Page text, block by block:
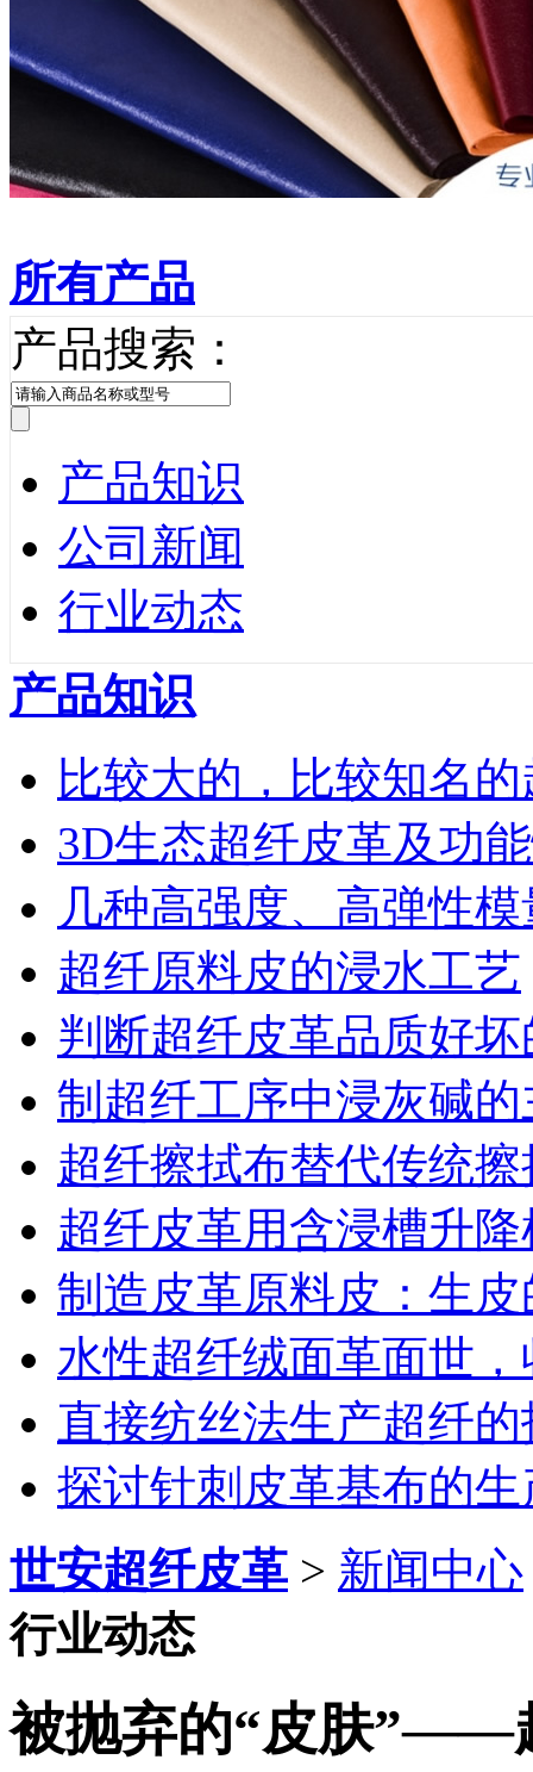
所有产品
产品搜索：
产品知识
公司新闻
行业动态
产品知识
比较大的，比较知名
3D生态超纤皮革及功
几种高强度、高弹性
超纤原料皮的浸水工艺
判断超纤皮革品质好
制超纤工序中浸灰碱
超纤擦拭布替代传统
超纤皮革用含浸槽升
制造皮革原料皮：生
水性超纤绒面革面世
直接纺丝法生产超纤
探讨针刺皮革基布的
世安超纤皮革 > 新闻中心
行业动态
被抛弃的“皮肤”——